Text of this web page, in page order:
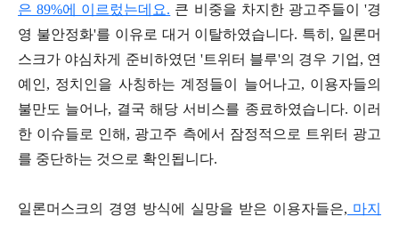
은 89%에 이르렀는데요. 큰 비중을 차지한 광고주들이 '경
영 불안정화'를 이유로 대거 이탈하였습니다. 특히, 일론머
스크가 야심차게 준비하였던 '트위터 블루'의 경우 기업, 연
예인, 정치인을 사칭하는 계정들이 늘어나고, 이용자들의
불만도 늘어나, 결국 해당 서비스를 종료하였습니다. 이러
한 이슈들로 인해, 광고주 측에서 잠정적으로 트위터 광고
를 중단하는 것으로 확인됩니다.
일론머스크의 경영 방식에 실망을 받은 이용자들은, 마지